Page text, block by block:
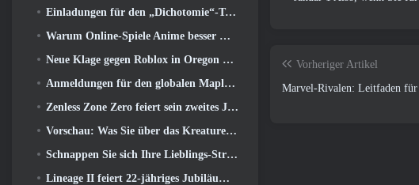
Vorheriger Artikel
Marvel-Rivalen: Leitfaden für
Einladungen für den „Dichotomie“-Test im Silver Palace gehen raus
Warum Online-Spiele Anime besser machen als Anime-Spiele
Neue Klage gegen Roblox in Oregon wegen angeblichem Kinderpflegevorfall eingereicht
Anmeldungen für den globalen MapleStory Classic World Second Closed Test
Zenless Zone Zero feiert sein zweites Jubiläum, indem es Spielern die Wahl zwischen einem kostenlosen S-Rank-Agenten bietet
Vorschau: Was Sie über das Kreaturensammelspiel Honkai von HoYoverse wissen sollten: Link-Seele
Schnappen Sie sich Ihre Lieblings-Strand-Skins, Die Sommerspiele sind zu Overwatch zurückgekehrt
Lineage II feiert 22-jähriges Jubiläum mit einem Vinyl-Album in Collector’s Edition